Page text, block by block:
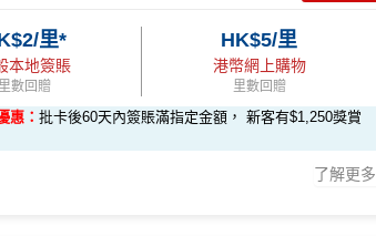
里*
本地簽賬
里數回贈
HK$5/里
港幣網上購物
里數回贈
惠： 批卡後60天內簽賬滿指定金額， 新客有$1,250獎賞
了解更多